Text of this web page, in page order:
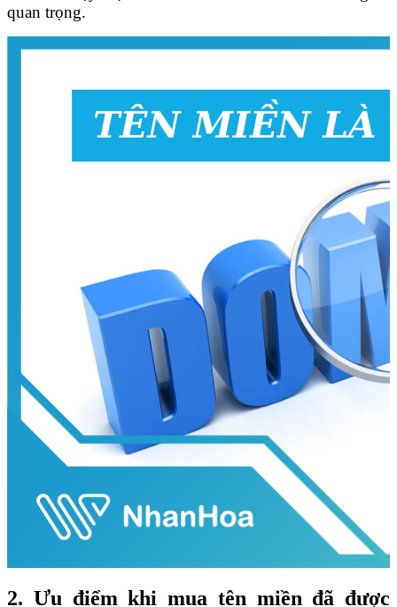
quan trọng.
2. Ưu điểm khi mua tên miền đã được